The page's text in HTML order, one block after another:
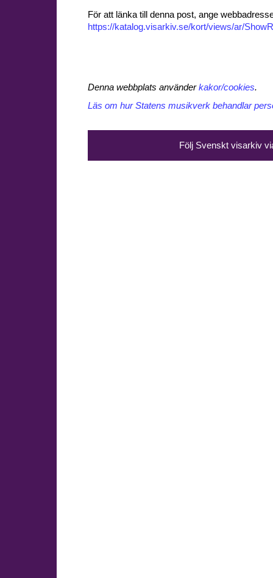
För att länka till denna post, ange
https://katalog.visarkiv.se/kort/views/ar/
Denna webbplats använderkakor/cookies.
Läs om hur Statens musikverk behandlar
Följ Svenskt visarkiv